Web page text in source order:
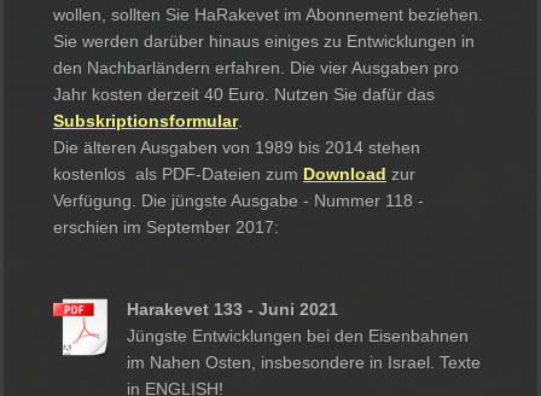
wollen, sollten Sie HaRakevet im Abonnement beziehen.
Sie werden darüber hinaus einiges zu Entwicklungen in
den Nachbarländern erfahren. Die vier Ausgaben pro
Jahr kosten derzeit 40 Euro. Nutzen Sie dafür das
Subskriptionsformular.
Die älteren Ausgaben von 1989 bis 2014 stehen
kostenlos als PDF-Dateien zum Download zur
Verfügung. Die jüngste Ausgabe - Nummer 118 -
erschien im September 2017:
Harakevet 133 - Juni 2021
Jüngste Entwicklungen bei den Eisenbahnen
im Nahen Osten, insbesondere in Israel. Texte
in ENGLISH!